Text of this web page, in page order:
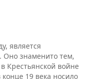
является
знаменито тем,
Крестьянской войне
19 века носило